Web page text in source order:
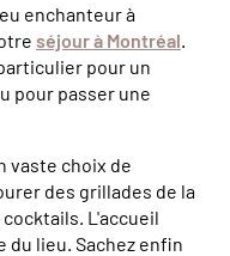
enchanteur à
séjour à Montréal
pour un
pour passer une
vaste choix de
des grillades de la
L'accueil
du lieu. Sachez enfin